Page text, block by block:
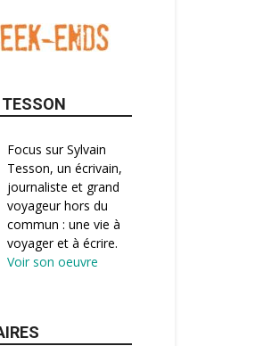
Focus sur Sylvain
Tesson, un écrivain,
journaliste et grand
voyageur hors du
commun : une vie à
voyager et à écrire.
Voir son oeuvre